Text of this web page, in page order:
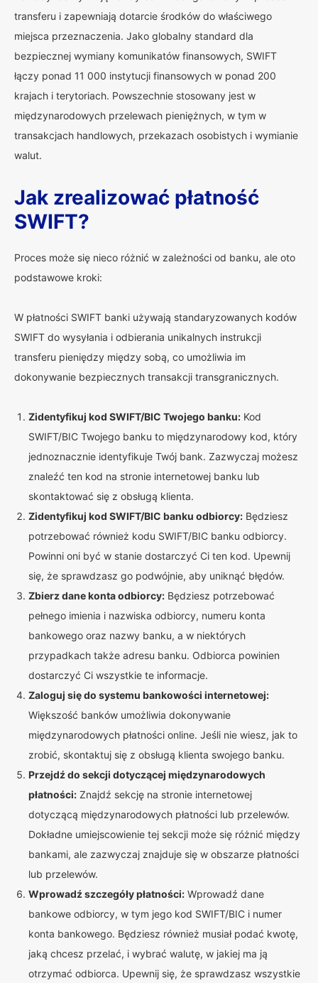
transferu i zapewniają dotarcie środków do właściwego
miejsca przeznaczenia. Jako globalny standard dla
bezpiecznej wymiany komunikatów finansowych, SWIFT
łączy ponad 11 000 instytucji finansowych w ponad 200
krajach i terytoriach. Powszechnie stosowany jest w
międzynarodowych przelewach pieniężnych, w tym w
transakcjach handlowych, przekazach osobistych i wymianie
walut.
Jak zrealizować płatność
SWIFT?
Proces może się nieco różnić w zależności od banku, ale oto
podstawowe kroki:
W płatności SWIFT banki używają standaryzowanych kodów
SWIFT do wysyłania i odbierania unikalnych instrukcji
transferu pieniędzy między sobą, co umożliwia im
dokonywanie bezpiecznych transakcji transgranicznych.
Zidentyfikuj kod SWIFT/BIC Twojego banku: Kod
SWIFT/BIC Twojego banku to międzynarodowy kod, który
jednoznacznie identyfikuje Twój bank. Zazwyczaj możesz
znaleźć ten kod na stronie internetowej banku lub
skontaktować się z obsługą klienta.
Zidentyfikuj kod SWIFT/BIC banku odbiorcy: Będziesz
potrzebować również kodu SWIFT/BIC banku odbiorcy.
Powinni oni być w stanie dostarczyć Ci ten kod. Upewnij
się, że sprawdzasz go podwójnie, aby uniknąć błędów.
Zbierz dane konta odbiorcy: Będziesz potrzebować
pełnego imienia i nazwiska odbiorcy, numeru konta
bankowego oraz nazwy banku, a w niektórych
przypadkach także adresu banku. Odbiorca powinien
dostarczyć Ci wszystkie te informacje.
Zaloguj się do systemu bankowości internetowej:
Większość banków umożliwia dokonywanie
międzynarodowych płatności online. Jeśli nie wiesz, jak to
zrobić, skontaktuj się z obsługą klienta swojego banku.
Przejdź do sekcji dotyczącej międzynarodowych
płatności: Znajdź sekcję na stronie internetowej
dotyczącą międzynarodowych płatności lub przelewów.
Dokładne umiejscowienie tej sekcji może się różnić między
bankami, ale zazwyczaj znajduje się w obszarze płatności
lub przelewów.
Wprowadź szczegóły płatności: Wprowadź dane
bankowe odbiorcy, w tym jego kod SWIFT/BIC i numer
konta bankowego. Będziesz również musiał podać kwotę,
jaką chcesz przelać, i wybrać walutę, w jakiej ma ją
otrzymać odbiorca. Upewnij się, że sprawdzasz wszystkie